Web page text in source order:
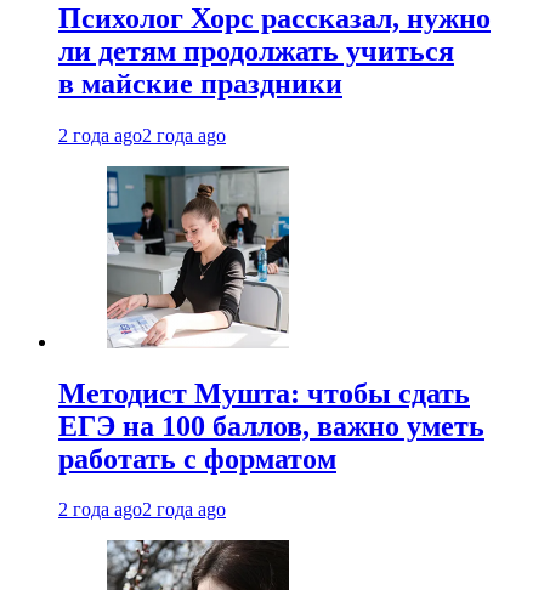
Психолог Хорс рассказал, нужно
ли детям продолжать учиться
в майские праздники
2 года ago2 года ago
Методист Мушта: чтобы сдать
ЕГЭ на 100 баллов, важно уметь
работать с форматом
2 года ago2 года ago